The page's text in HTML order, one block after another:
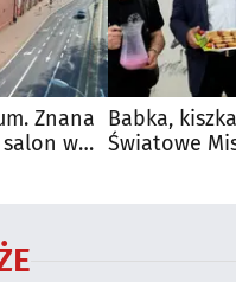
Znana
salon w
Babka,
Światowe